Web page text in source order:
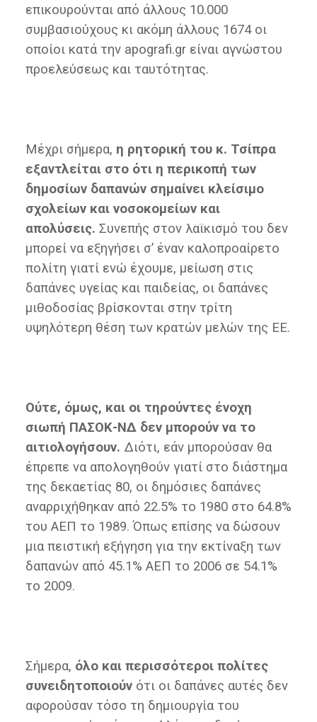
επικουρούνται από άλλους 10.000
συμβασιούχους κι ακόμη άλλους 1674 οι
οποίοι κατά την apografi.gr είναι αγνώστου
προελεύσεως και ταυτότητας.
Μέχρι σήμερα, η ρητορική του κ. Τσίπρα
εξαντλείται στο ότι η περικοπή των
δημοσίων δαπανών σημαίνει κλείσιμο
σχολείων και νοσοκομείων και
απολύσεις. Συνεπής στον λαϊκισμό του δεν
μπορεί να εξηγήσει σ’ έναν καλοπροαίρετο
πολίτη γιατί ενώ έχουμε, μείωση στις
δαπάνες υγείας και παιδείας, οι δαπάνες
μιθοδοσίας βρίσκονται στην τρίτη
υψηλότερη θέση των κρατών μελών της ΕΕ.
Ούτε, όμως, και οι τηρούντες ένοχη
σιωπή ΠΑΣΟΚ-ΝΔ δεν μπορούν να το
αιτιολογήσουν. Διότι, εάν μπορούσαν θα
έπρεπε να απολογηθούν γιατί στο διάστημα
της δεκαετίας 80, οι δημόσιες δαπάνες
αναρριχήθηκαν από 22.5% το 1980 στο 64.8%
του ΑΕΠ το 1989. Όπως επίσης να δώσουν
μια πειστική εξήγηση για την εκτίναξη των
δαπανών από 45.1% ΑΕΠ το 2006 σε 54.1%
το 2009.
Σήμερα, όλο και περισσότεροι πολίτες
συνειδητοποιούνότι οι δαπάνες αυτές δεν
αφορούσαν τόσο τη δημιουργία του